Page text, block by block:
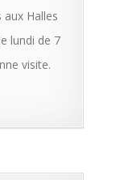
Halles
lundi de 7
visite.